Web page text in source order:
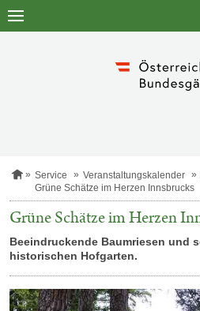
Zum
S
a
r
s
e
i
t
e
Service Veranstaltungskalender
Grüne Schätze im Herzen Innsbrucks
Grüne Schätze im Herzen
Beeindruckende Baumriesen und
historischen Hofgarten.